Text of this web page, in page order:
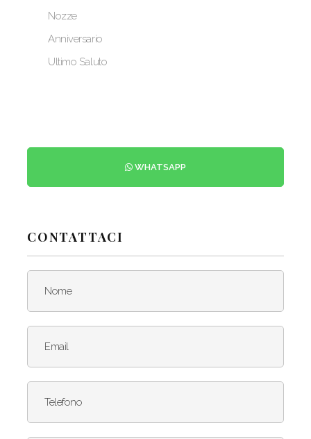
Nozze
Anniversario
Ultimo Saluto
WHATSAPP
CONTATTACI
Nome
Email
Telefono